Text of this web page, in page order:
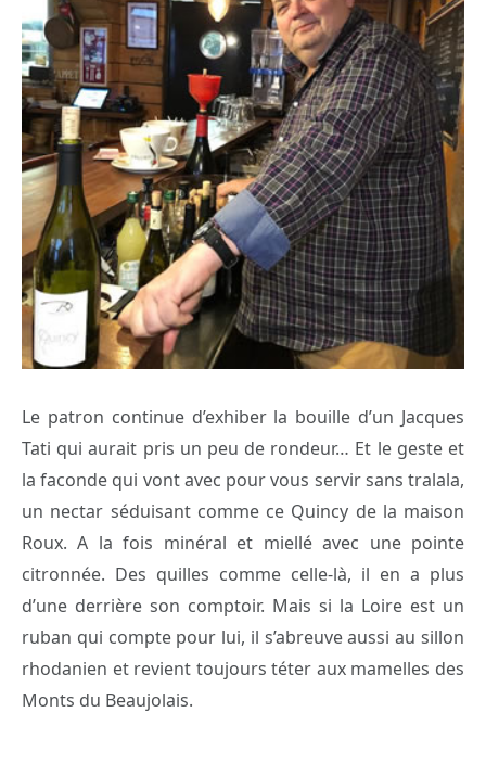
Le patron continue d’exhiber la bouille d’un Jacques
Tati qui aurait pris un peu de rondeur… Et le geste et
la faconde qui vont avec pour vous servir sans tralala,
un nectar séduisant comme ce Quincy de la maison
Roux. A la fois minéral et miellé avec une pointe
citronnée. Des quilles comme celle-là, il en a plus
d’une derrière son comptoir. Mais si la Loire est un
ruban qui compte pour lui, il s’abreuve aussi au sillon
rhodanien et revient toujours téter aux mamelles des
Monts du Beaujolais.